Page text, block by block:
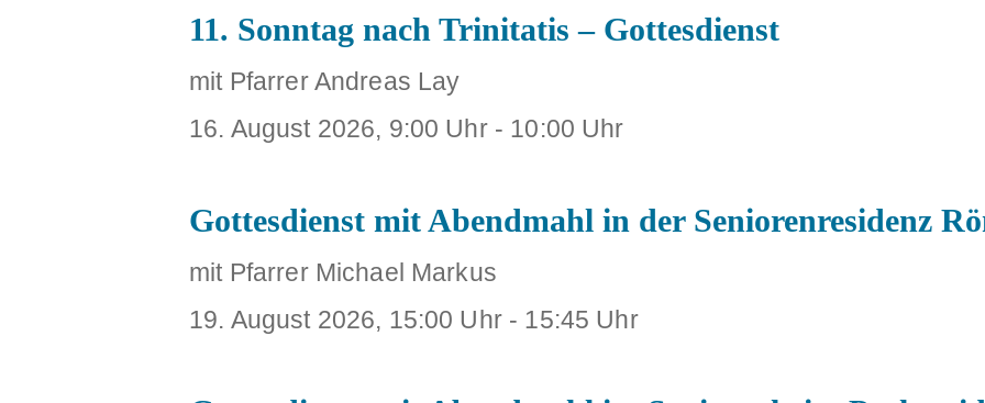
11. Sonntag nach Trinitatis – Gottesdienst
mit Pfarrer Andreas Lay
16. August 2026, 9:00 Uhr- 10:00 Uhr
Gottesdienst mit Abendmahl in der Seniorenresidenz
mit Pfarrer Michael Markus
19. August 2026, 15:00 Uhr- 15:45 Uhr